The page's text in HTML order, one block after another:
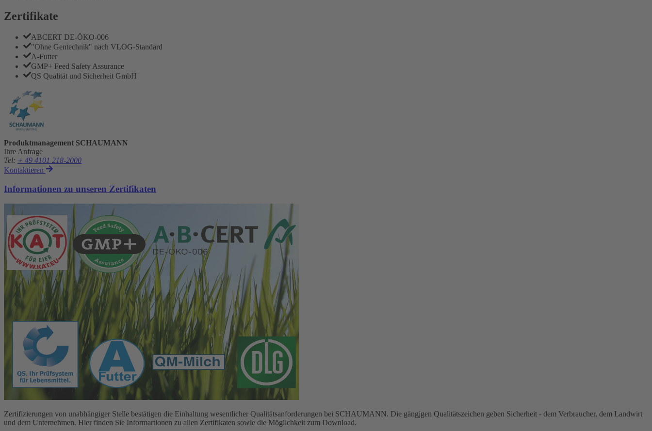
Zertifikate
ABCERT DE-ÖKO-006
"Ohne Gentechnik" nach VLOG-Standard
A-Futter
GMP+ Feed Safety Assurance
QS Qualität und Sicherheit GmbH
Produktmanagement SCHAUMANN
Ihre Anfrage
Tel: + 49 4101 218-2000
Kontaktieren
Informationen zu unseren Zertifikaten
Zertifizierungen von unabhängiger Stelle bestätigen die Einhaltung wesentlicher Qualitätsanforderungen bei SCHAUMANN. Die gängjgen Qualitätszeichen geben Sicherheit - dem Verbraucher, dem Landwirt
und dem Unternehmen. Hier finden Sie Informartionen zu allen Zertifikaten sowie die Möglichkeit zum Download.